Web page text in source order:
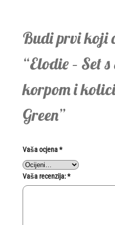
Budi prvi koji
“Elodie – Set
korpom i
Green”
Vaša ocjena*
Vaša recenzija:*